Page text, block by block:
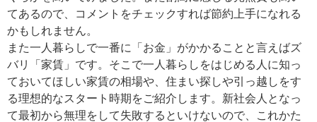
てあるので、コメントをチェックすれば節約上手になれる
かもしれません。
また一人暮らしで一番に「お金」がかかることと言えばズ
バリ「家賃」です。そこで一人暮らしをはじめる人に知っ
ておいてほしい家賃の相場や、住まい探しや引っ越しをす
る理想的なスタート時期をご紹介します。新社会人となっ
て最初から無理をして失敗するといけないので、これかた